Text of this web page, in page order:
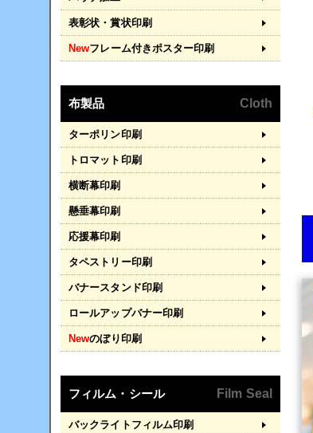
表彰状・賞状印刷
Newフレーム付きポスター印刷
布製品 Cloth
ターポリン印刷
トロマット印刷
横断幕印刷
懸垂幕印刷
応援幕印刷
タペストリー印刷
バナースタンド印刷
ロールアップバナー印刷
Newのぼり印刷
フィルム・シール Film Seal
バックライトフィルム印刷